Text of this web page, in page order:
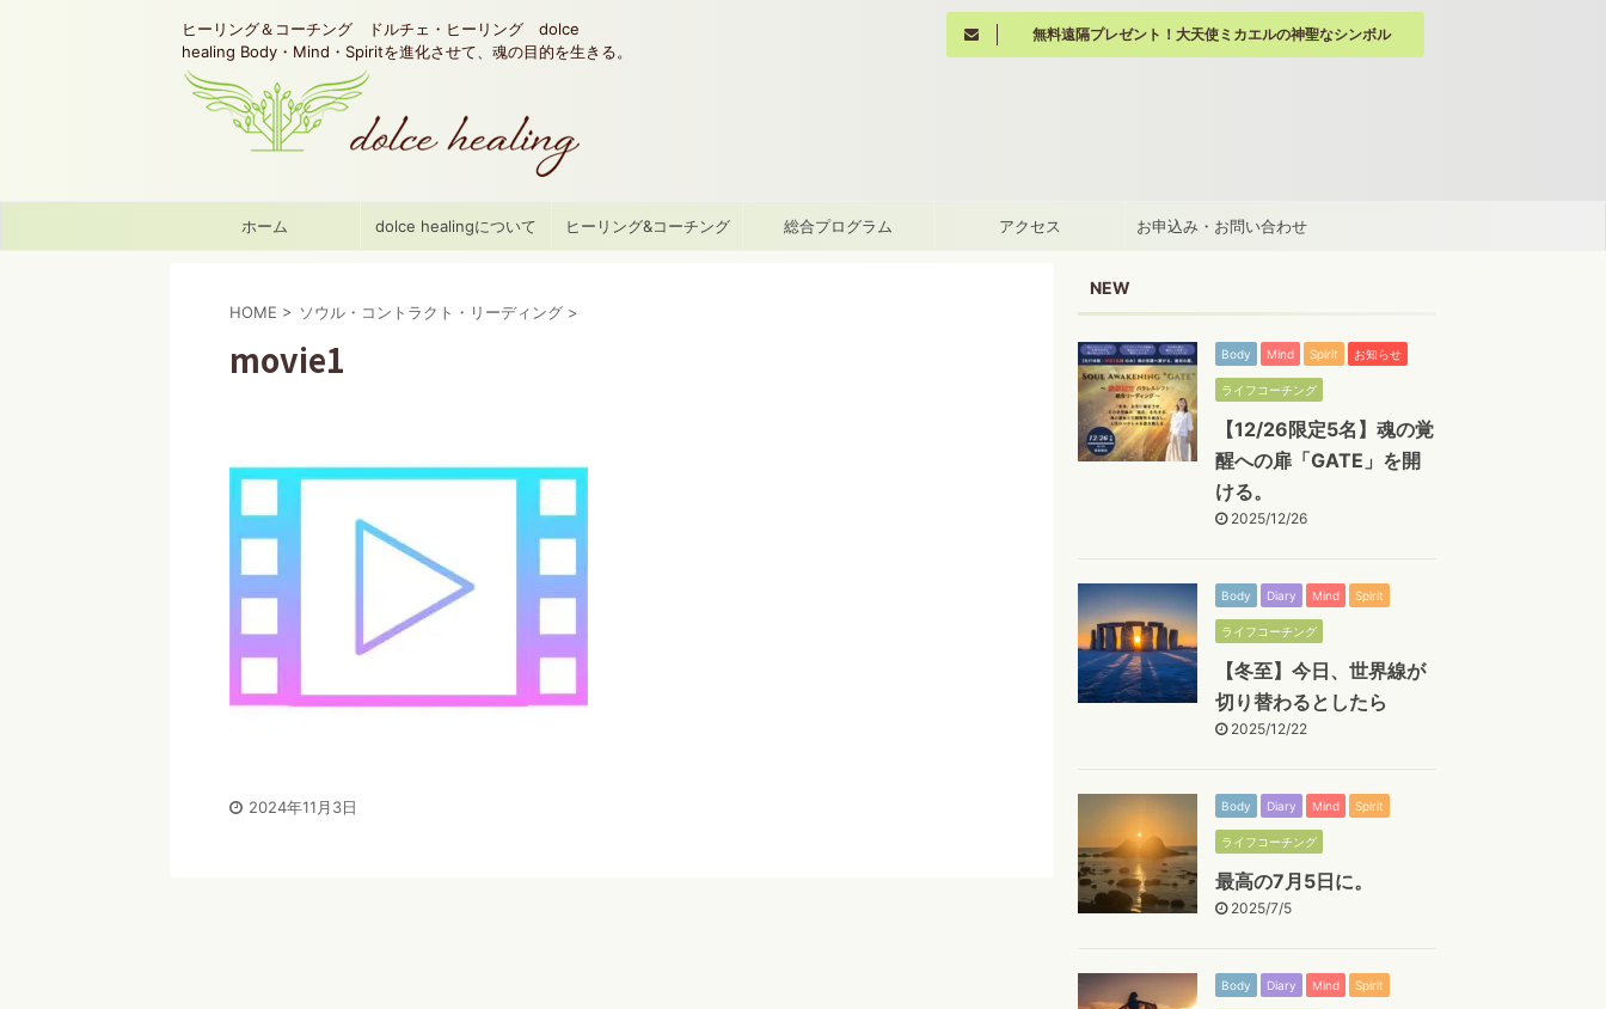
ヒーリング＆コーチング ドルチェ・ヒーリング dolce
healing Body・Mind・Spiritを進化させて、魂の目的を生きる。
無料遠隔プレゼント！大天使ミカエルの神聖なシンボル
ホーム dolce healingについて ヒーリング&コーチング 総合プログラム アクセス お申込み・お問い合わせ
HOME > ソウル・コントラクト・リーディング >
movie1
2024年11月3日
NEW
Body Mind Spirit お知らせ
ライフコーチング
【12/26限定5名】魂の覚
醒への扉「GATE」を開
ける。
2025/12/26
Body Diary Mind Spirit
ライフコーチング
【冬至】今日、世界線が
切り替わるとしたら
2025/12/22
Body Diary Mind Spirit
ライフコーチング
最高の7月5日に。
2025/7/5
Body Diary Mind Spirit